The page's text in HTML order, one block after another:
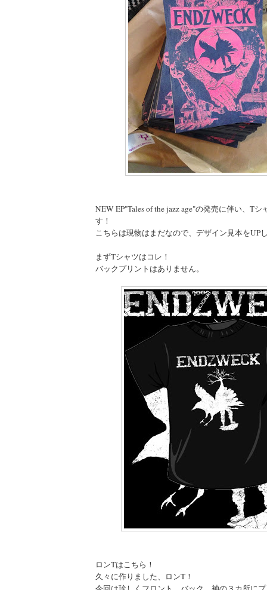
NEW EP"Tales of the jazz age"の発売に伴い、T
す！
こちらは現物はまだなので、デザイン見本をUP
まずTシャツはコレ！
バックプリントはありません。
ロンTはこちら！
久々に作りました、ロンT！